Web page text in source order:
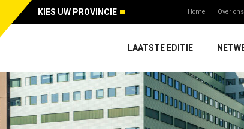
KIES UW PROVINCIE Home Over ons
LAATSTE EDITIE